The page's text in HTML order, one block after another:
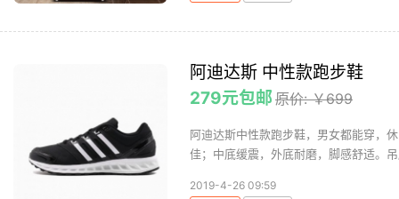
阿迪达斯 中性款跑步鞋
279元包邮原价: ￥699
阿迪达斯中性款跑步鞋，男女都能穿，
佳；中底缓震，外底耐磨，脚感舒适。
2019-4-26 09:59